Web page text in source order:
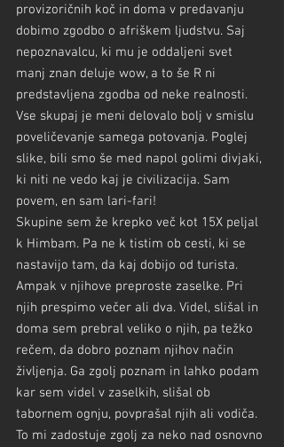
provizoričnih koč in doma v predavanju
dobimo zgodbo o afriškem ljudstvu. Saj
nepoznavalcu, ki mu je oddaljeni svet
manj znan deluje wow, a to še R ni
predstavljena zgodba od neke realnosti.
Vse skupaj je meni delovalo bolj v smislu
poveličevanje samega potovanja. Poglej
slike, bili smo še med napol golimi divjaki,
ki niti ne vedo kaj je civilizacija. Sam
povem, en sam lari-fari!
Skupine sem že krepko več kot 15X peljal
k Himbam. Pa ne k tistim ob cesti, ki se
nastavijo tam, da kaj dobijo od turista.
Ampak v njihove preproste zaselke. Pri
njih prespimo večer ali dva. Videl, slišal in
doma sem prebral veliko o njih, pa težko
rečem, da dobro poznam njihov način
življenja. Ga zgolj poznam in lahko podam
kar sem videl v zaselkih, slišal ob
tabornem ognju, povprašal njih ali vodiča.
To mi zadostuje zgolj za neko nad osnovno